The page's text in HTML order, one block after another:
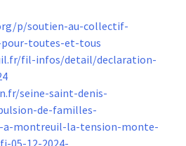
p/soutien-au-collectif-
toutes-et-tous
fil-infos/detail/declaration-
seine-saint-denis-
de-familles-
a-montreuil-la-tension-monte-
05-12-2024-